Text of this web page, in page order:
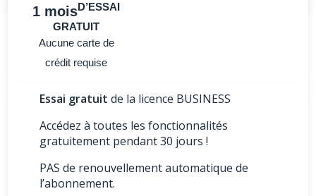
1 moisD’ESSAI
GRATUIT
Aucune carte de
crédit requise
Essai gratuit de la licence BUSINESS
Accédez à toutes les fonctionnalités
gratuitement pendant 30 jours !
PAS de renouvellement automatique de
l’abonnement.